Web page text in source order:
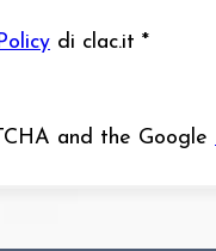
di clac.it *
and the Google